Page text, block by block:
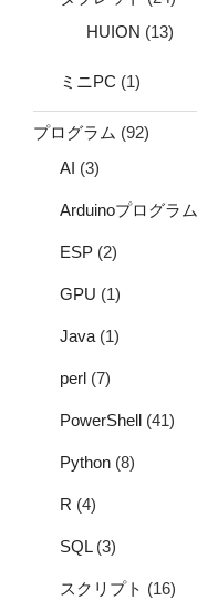
HUION (13)
ミニPC (1)
プログラム (92)
AI (3)
Arduinoプログラム
ESP (2)
GPU (1)
Java (1)
perl (7)
PowerShell (41)
Python (8)
R (4)
SQL(3)
スクリプト (16)